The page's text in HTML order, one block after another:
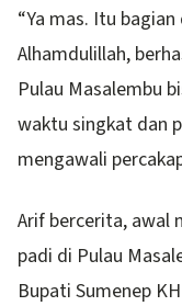
“Ya mas. Itu
Alhamdulillah,
Pulau Masalembu
waktu singkat dan
mengawali
Arif bercerita, awal
padi di Pulau
Bupati Sumenep